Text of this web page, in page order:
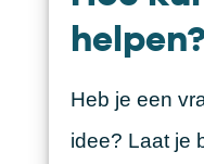
Heb je een
idee? Laat je